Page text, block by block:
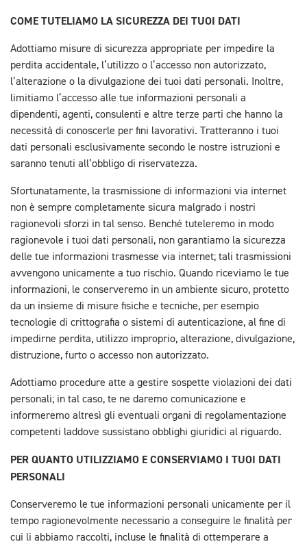
COME TUTELIAMO LA SICUREZZA DEI TUOI DATI
Adottiamo misure di sicurezza appropriate per impedire la
perdita accidentale, l’utilizzo o l’accesso non autorizzato,
l’alterazione o la divulgazione dei tuoi dati personali. Inoltre,
limitiamo l’accesso alle tue informazioni personali a
dipendenti, agenti, consulenti e altre terze parti che hanno la
necessità di conoscerle per fini lavorativi. Tratteranno i tuoi
dati personali esclusivamente secondo le nostre istruzioni e
saranno tenuti all’obbligo di riservatezza.
Sfortunatamente, la trasmissione di informazioni via internet
non è sempre completamente sicura malgrado i nostri
ragionevoli sforzi in tal senso. Benché tuteleremo in modo
ragionevole i tuoi dati personali, non garantiamo la sicurezza
delle tue informazioni trasmesse via internet; tali trasmissioni
avvengono unicamente a tuo rischio. Quando riceviamo le tue
informazioni, le conserveremo in un ambiente sicuro, protetto
da un insieme di misure fisiche e tecniche, per esempio
tecnologie di crittografia o sistemi di autenticazione, al fine di
impedirne perdita, utilizzo improprio, alterazione, divulgazione,
distruzione, furto o accesso non autorizzato.
Adottiamo procedure atte a gestire sospette violazioni dei dati
personali; in tal caso, te ne daremo comunicazione e
informeremo altresì gli eventuali organi di regolamentazione
competenti laddove sussistano obblighi giuridici al riguardo.
PER QUANTO UTILIZZIAMO E CONSERVIAMO I TUOI DATI
PERSONALI
Conserveremo le tue informazioni personali unicamente per il
tempo ragionevolmente necessario a conseguire le finalità per
cui li abbiamo raccolti, incluse le finalità di ottemperare a